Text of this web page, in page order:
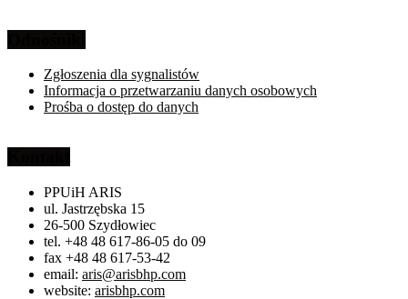
Zgłoszenia dla sygnalistów
Informacja o przetwarzaniu danych osobowych
Prośba o dostęp do danych
PPUiH ARIS
ul. Jastrzębska 15
26-500 Szydłowiec
tel. +48 48 617-86-05 do 09
fax +48 48 617-53-42
email: aris@arisbhp.com
website: arisbhp.com